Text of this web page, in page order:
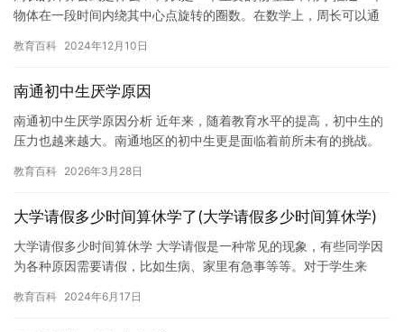
物体在一段时间内绕其中心点旋转的圈数。在数学上，周长可以通
教育百科 2024年12月10日
南通初中生厌学原因
南通初中生厌学原因分析 近年来，随着教育水平的提高，初中生的
压力也越来越大。南通地区的初中生更是面临着前所未有的挑战。
带来…
教育百科 2026年3月28日
大学请假多少时间算休学了(大学请假多少时间算休学)
大学请假多少时间算休学 大学请假是一种常见的现象，有些同学因
为各种原因需要请假，比如生病、家里有急事等等。对于学生来
息和调…
教育百科 2024年6月17日